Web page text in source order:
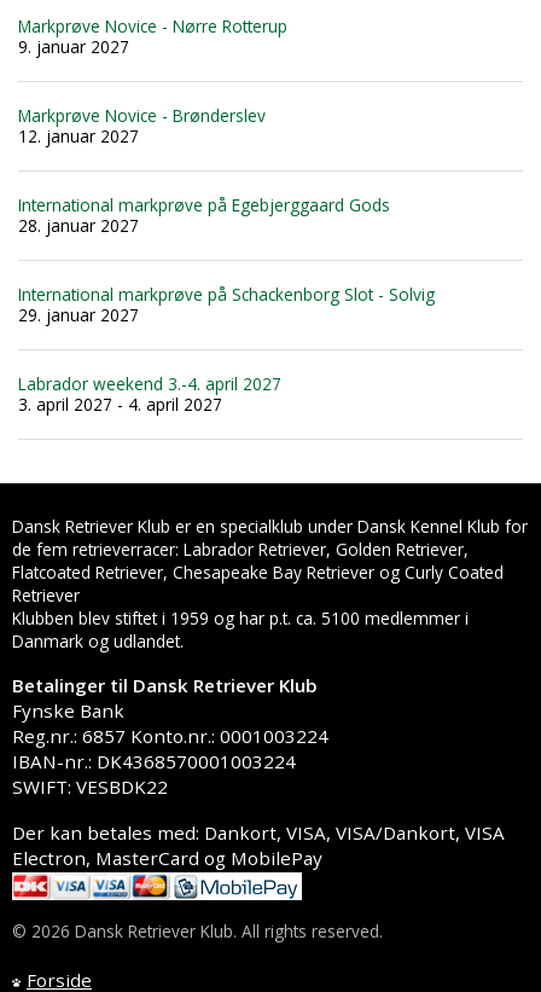
Markprøve Novice - Nørre Rotterup
9. januar 2027
Markprøve Novice - Brønderslev
12. januar 2027
International markprøve på Egebjerggaard Gods
28. januar 2027
International markprøve på Schackenborg Slot - Solvig
29. januar 2027
Labrador weekend 3.-4. april 2027
3. april 2027 - 4. april 2027
Dansk Retriever Klub er en specialklub under Dansk Kennel Klub for
de fem retrieverracer: Labrador Retriever, Golden Retriever,
Flatcoated Retriever, Chesapeake Bay Retriever og Curly Coated
Retriever
Klubben blev stiftet i 1959 og har p.t. ca. 5100 medlemmer i
Danmark og udlandet.
Betalinger til Dansk Retriever Klub
Fynske Bank
Reg.nr.: 6857 Konto.nr.: 0001003224
IBAN-nr.: DK4368570001003224
SWIFT: VESBDK22
Der kan betales med: Dankort, VISA, VISA/Dankort, VISA
Electron, MasterCard og MobilePay
© 2026 Dansk Retriever Klub. All rights reserved.
Forside